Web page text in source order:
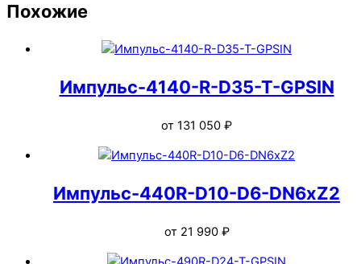
Похожие
Импульс-4140-R-D35-T-GPSIN
от 131 050 ₽
Импульс-440R-D10-D6-DN6xZ2
от 21 990 ₽